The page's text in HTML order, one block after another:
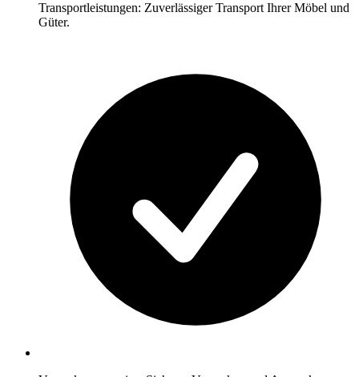
Transportleistungen: Zuverlässiger Transport Ihrer Möbel und
Güter.